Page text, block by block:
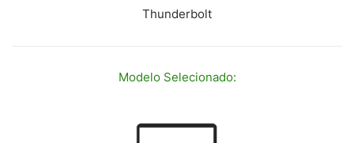
Thunderbolt
Modelo Selecionado: